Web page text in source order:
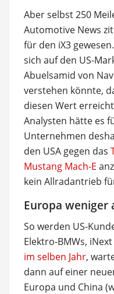
Aber selbst 250
Automotive News
für den iX3
sich auf den US-
Abuelsamid von
verstehen könnte,
diesen Wert
Analysten hätte es
Unternehmen
den USA gegen das
Mustang Mach-E
kein Allradantrieb
Europa weniger
So werden US-
Elektro-BMWs,
im selben Jahr,
dann auf einer
Europa und China